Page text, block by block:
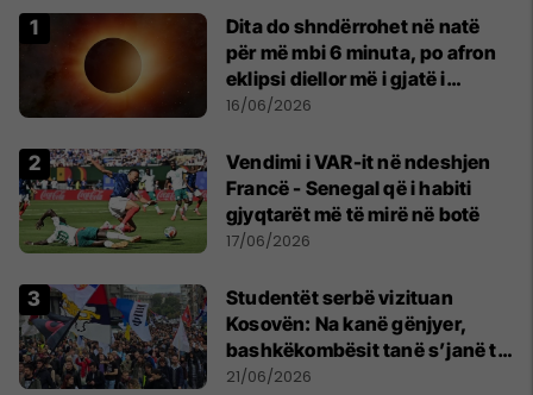
Dita do shndërrohet në natë
për më mbi 6 minuta, po afron
eklipsi diellor më i gjatë i
shekullit të 21-të
16/06/2026
Vendimi i VAR-it në ndeshjen
Francë - Senegal që i habiti
gjyqtarët më të mirë në botë
17/06/2026
Studentët serbë vizituan
Kosovën: Na kanë gënjyer,
bashkëkombësit tanë s’janë të
shtypur
21/06/2026